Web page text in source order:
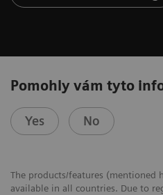
Pomohly vám tyto
Yes No
The products/features (mentioned
available in all countries. Due to